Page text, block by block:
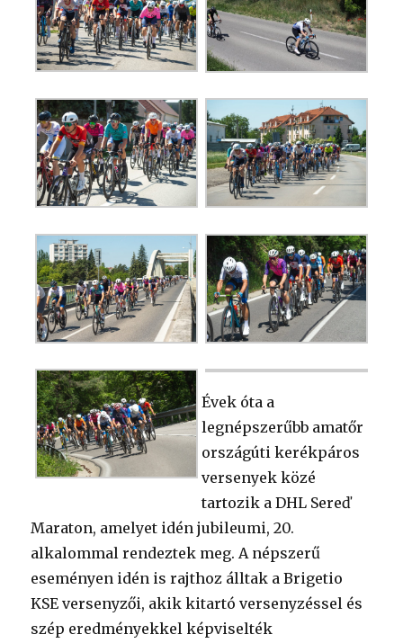
Évek óta a
legnépszerűbb amatőr
országúti kerékpáros
versenyek közé
tartozik a DHL Sereď
Maraton, amelyet idén jubileumi, 20.
alkalommal rendeztek meg. A népszerű
eseményen idén is rajthoz álltak a Brigetio
KSE versenyzői, akik kitartó versenyzéssel és
szép eredményekkel képviselték